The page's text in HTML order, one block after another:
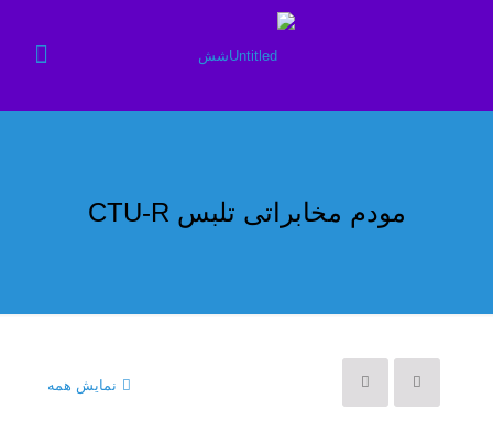
مودم مخابراتی تلبس CTU-R
نمایش همه